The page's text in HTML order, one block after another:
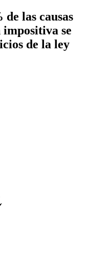
las causas
se
de la ley